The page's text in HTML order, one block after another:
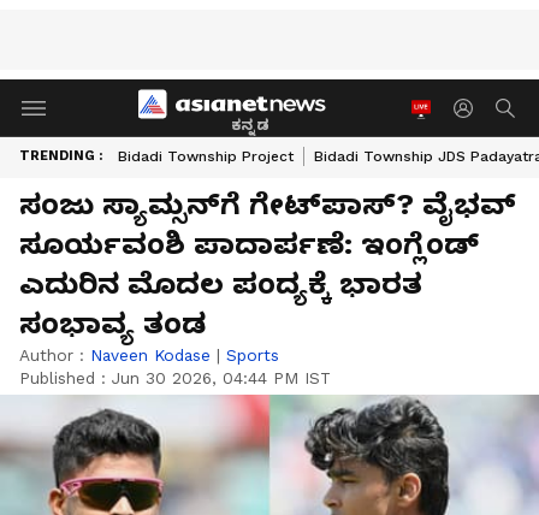
ಕನ್ನಡ
TRENDING : Bidadi Township Project Bidadi Township JDS
ಸಂಜು ಸ್ಯಾಮ್ಸನ್‌ಗೆ ಗೇಟ್‌ಪಾಸ್? ವೈಭವ್
ಸೂರ್ಯವಂಶಿ ಪಾದಾರ್ಪಣೆ: ಇಂಗ್ಲೆಂಡ್
ಎದುರಿನ ಮೊದಲ ಪಂದ್ಯಕ್ಕೆ ಭಾರತ
ಸಂಭಾವ್ಯ ತಂಡ
Author : Naveen Kodase | Sports
Published : Jun 30 2026, 04:44 PM IST